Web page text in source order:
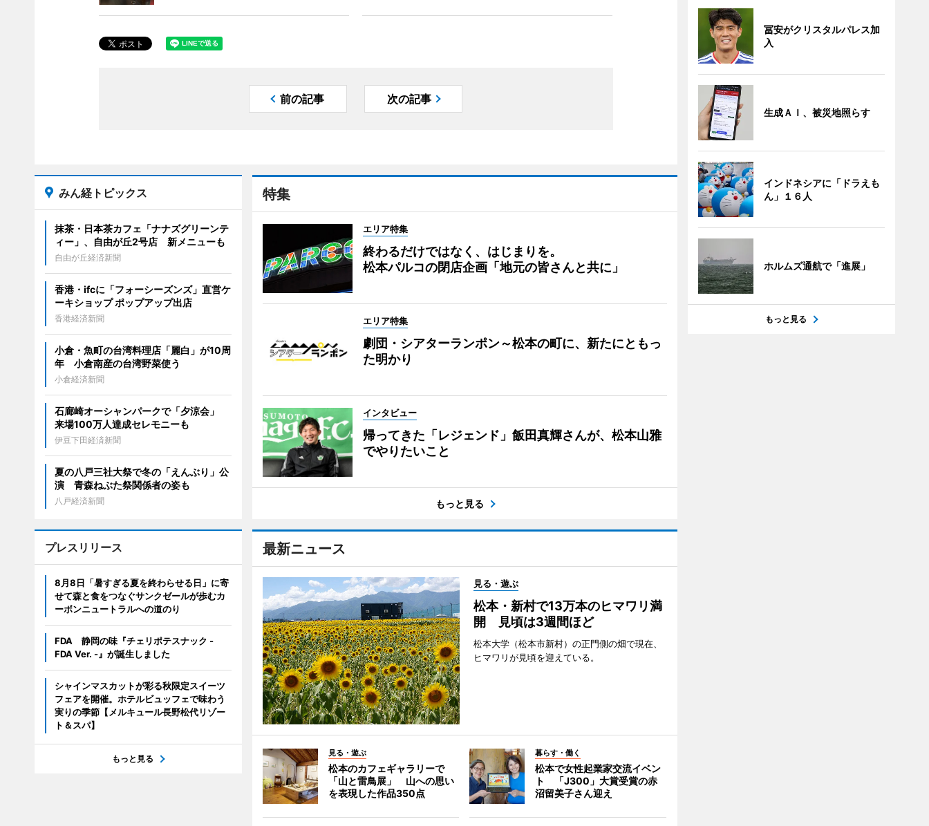
前の記事 次の記事
特集
エリア特集
終わるだけではなく、はじまりを。
松本パルコの閉店企画「地元の皆さんと共に」
エリア特集
劇団・シアターランポン～松本の町に、新たにともっ
た明かり
インタビュー
帰ってきた「レジェンド」飯田真輝さんが、松本山雅
でやりたいこと
もっと見る
最新ニュース
見る・遊ぶ
松本・新村で13万本のヒマワリ満
開 見頃は3週間ほど
松本大学（松本市新村）の正門側の畑で現在、
ヒマワリが見頃を迎えている。
見る・遊ぶ
松本のカフェギャラリーで
「山と雷鳥展」 山への思い
を表現した作品350点
暮らす・働く
松本で女性起業家交流イベン
ト 「J300」大賞受賞の赤
沼留美子さん迎え
みん経トピックス
抹茶・日本茶カフェ「ナナズグリーンテ
ィー」、自由が丘2号店 新メニューも
自由が丘経済新聞
香港・ifcに「フォーシーズンズ」直営ケ
ーキショップ ポップアップ出店
香港経済新聞
小倉・魚町の台湾料理店「麗白」が10周
年 小倉南産の台湾野菜使う
小倉経済新聞
石廊崎オーシャンパークで「夕涼会」
来場100万人達成セレモニーも
伊豆下田経済新聞
夏の八戸三社大祭で冬の「えんぶり」公
演 青森ねぶた祭関係者の姿も
八戸経済新聞
プレスリリース
8月8日「暑すぎる夏を終わらせる日」に寄
せて森と食をつなぐサンクゼールが歩むカ
ーボンニュートラルへの道のり
FDA 静岡の味『チェリポテスナック -
FDA Ver. -』が誕生しました
シャインマスカットが彩る秋限定スイーツ
フェアを開催。ホテルビュッフェで味わう
実りの季節【メルキュール長野松代リゾー
ト＆スパ】
もっと見る
冨安がクリスタルパレス加
入
生成ＡＩ、被災地照らす
インドネシアに「ドラえも
ん」１６人
ホルムズ通航で「進展」
もっと見る